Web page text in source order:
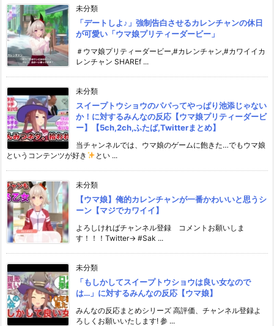
未分類
「デートしよ♪」強制告白させるカレンチャンの休日
が可愛い「ウマ娘プリティーダービー」
＃ウマ娘プリティーダービー,#カレンチャン,#カワイイカ
レンチャン SHAREf ...
未分類
スイープトウショウのパパってやっぱり池添じゃない
か！に対するみんなの反応【ウマ娘プリティーダービ
ー】【5ch,2ch,ふたば,Twitterまとめ】
当チャンネルでは、ウマ娘のゲームに飽きた…でもウマ娘
というコンテンツが好き
とい ...
未分類
【ウマ娘】俺的カレンチャンが一番かわいいと思うシ
ーン【マジでカワイイ】
よろしければチャンネル登録 コメントお願いしま
す！！！Twitter→ #Sak ...
未分類
「もしかしてスイープトウショウは良い女なので
は…」に対するみんなの反応【ウマ娘】
みんなの反応まとめシリーズ 高評価、チャンネル登録よ
ろしくお願いいたします! 参 ...